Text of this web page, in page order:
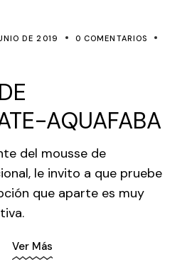
DE 2019 0 COMENTARIOS
AQUAFABA
del mousse de
le invito a que pruebe
que aparte es muy
Ver Más